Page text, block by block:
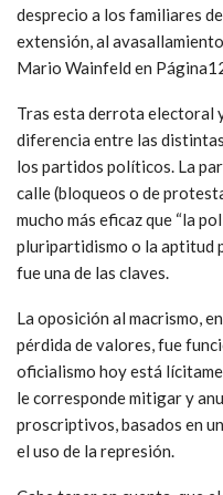
desprecio a los familiares
extensión, al
Mario Wainfeld en
Tras esta derrota electoral
diferencia entre las
los partidos políticos. La
calle (bloqueos o de
mucho más eficaz que “la
pluripartidismo o la aptitud
fue una de las claves.
La oposición al macrismo,
pérdida de valores, fue
oficialismo hoy está
le corresponde mitigar y
proscriptivos, basados en
el uso de la represión.